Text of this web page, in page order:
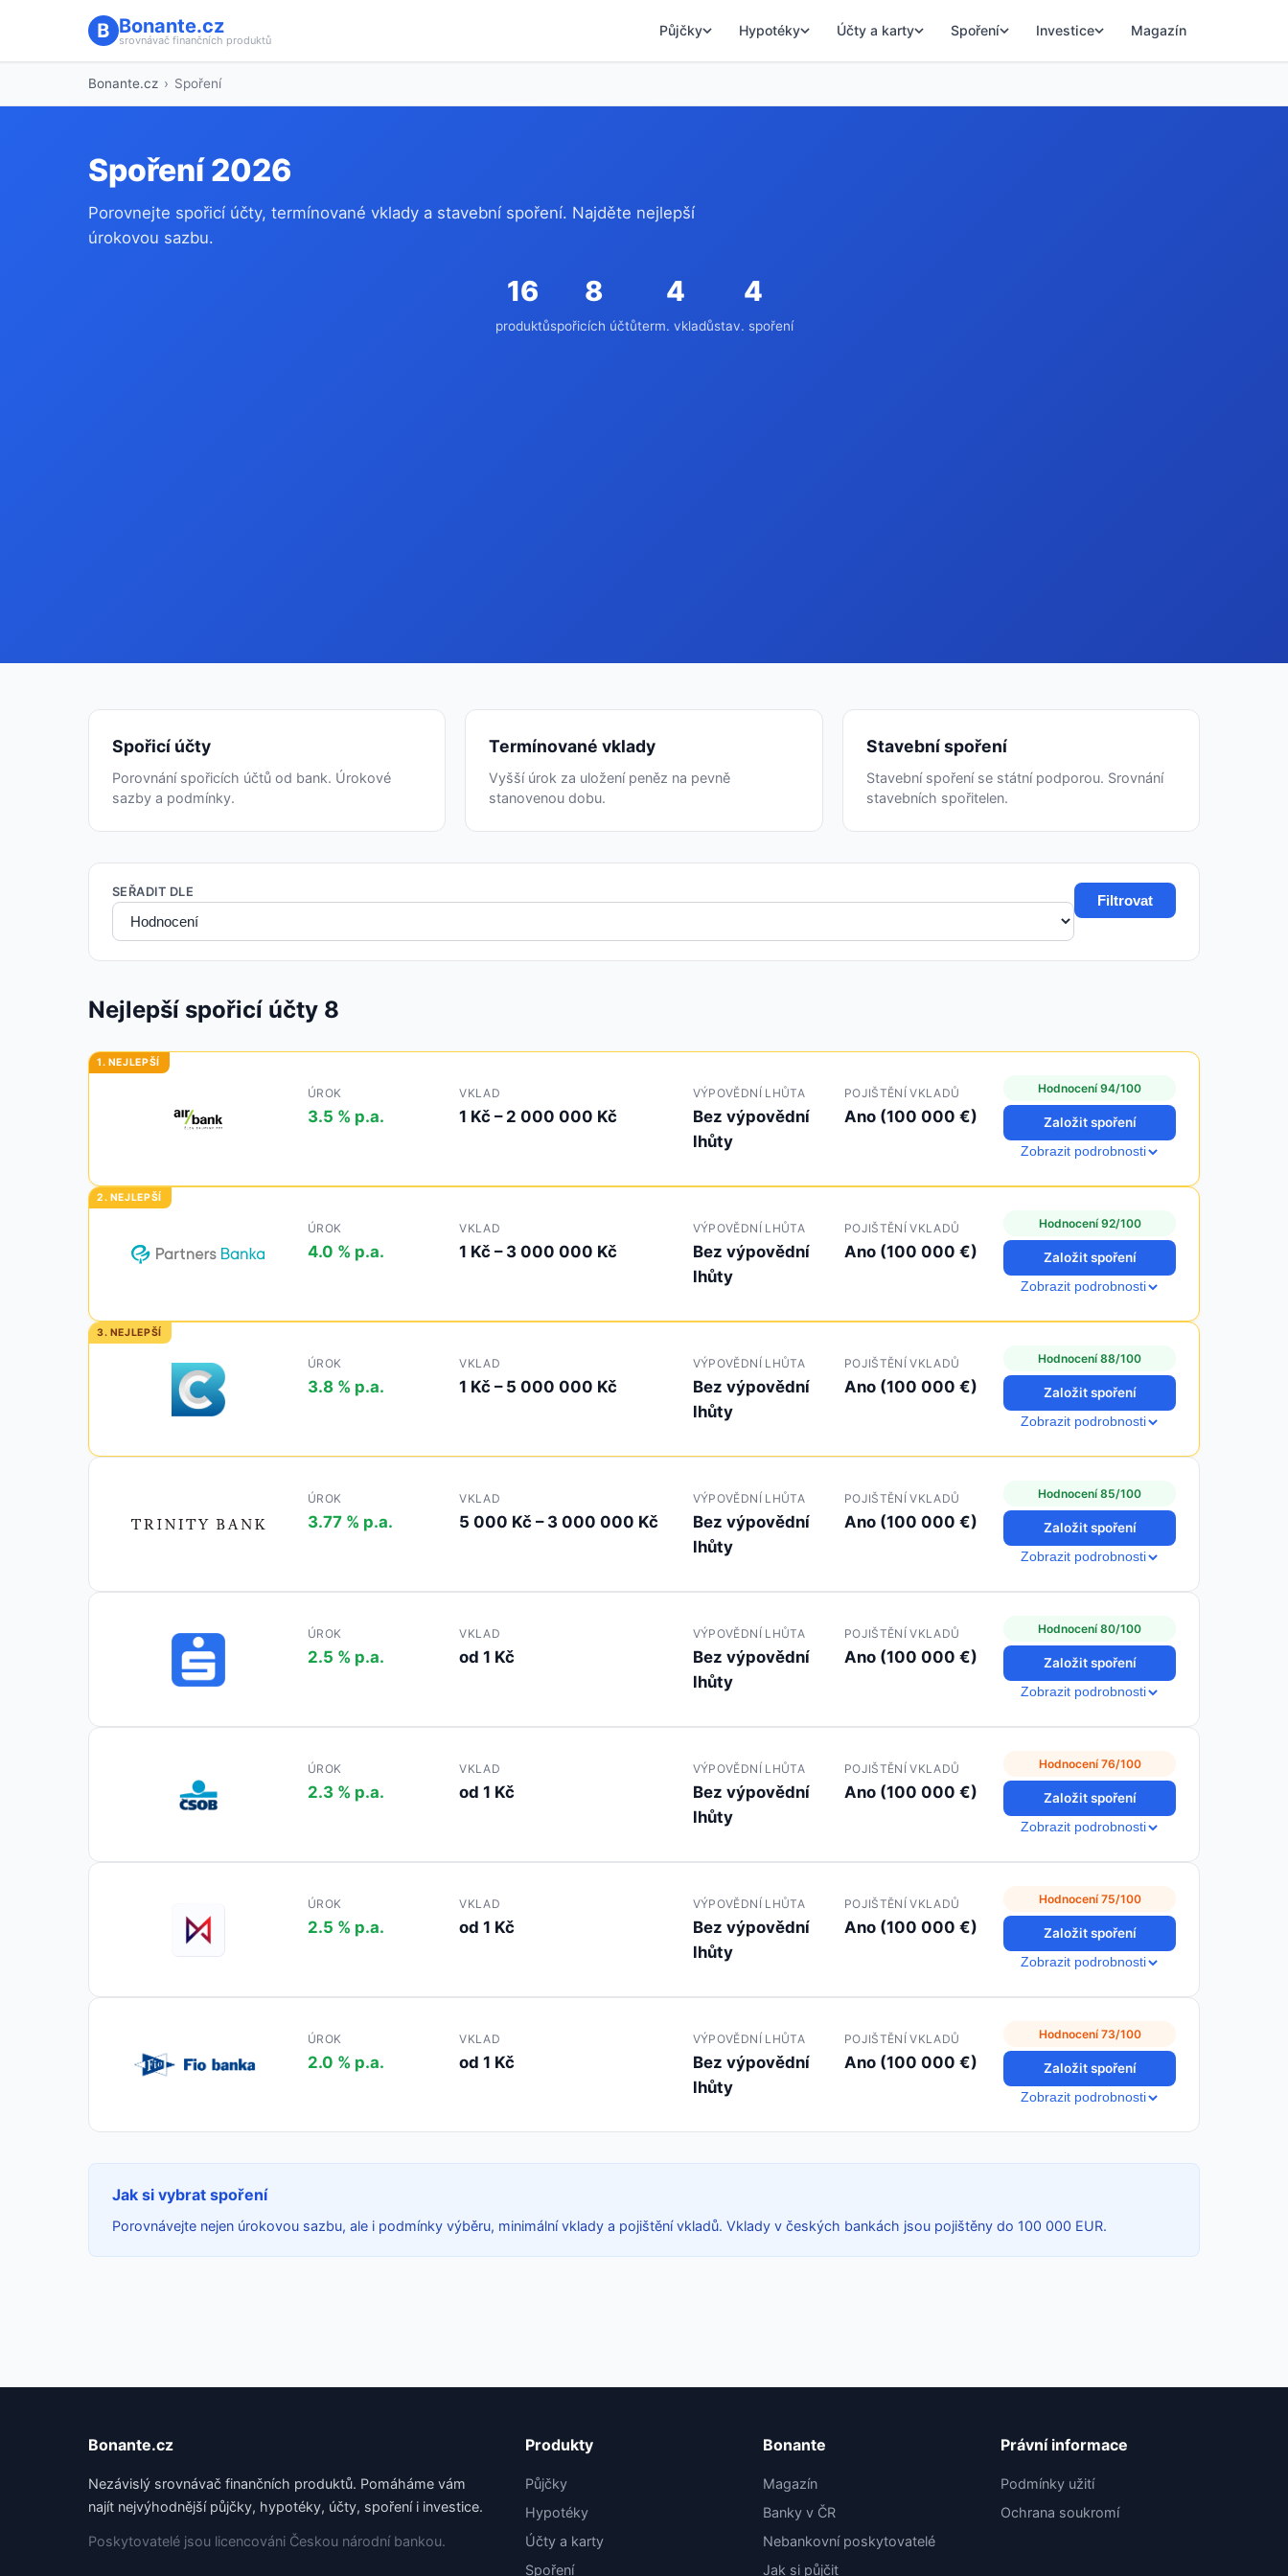
Bonante.cz
srovnávač finančních produktů
Půjčky Hypotéky Účty a karty Spoření Investice Magazín
Bonante.cz › Spoření
Spoření 2026
Porovnejte spořicí účty, termínované vklady a stavební spoření. Najděte nejlepší
úrokovou sazbu.
16
produktů
8
spořicích účtů
4
term. vkladů
4
stav. spoření
Spořicí účty
Porovnání spořicích účtů od bank. Úrokové
sazby a podmínky.
Termínované vklady
Vyšší úrok za uložení peněz na pevně
stanovenou dobu.
Stavební spoření
Stavební spoření se státní podporou. Srovnání
stavebních spořitelen.
SEŘADIT DLE
Filtrovat
Nejlepší spořicí účty 8
ÚROK
3.5 % p.a.
VKLAD
1 Kč – 2 000 000 Kč
VÝPOVĚDNÍ LHŮTA
Bez výpovědní
lhůty
POJIŠTĚNÍ VKLADŮ
Ano (100 000 €)
Hodnocení 94/100
Založit spoření
Zobrazit podrobnosti
ÚROK
4.0 % p.a.
VKLAD
1 Kč – 3 000 000 Kč
VÝPOVĚDNÍ LHŮTA
Bez výpovědní
lhůty
POJIŠTĚNÍ VKLADŮ
Ano (100 000 €)
Hodnocení 92/100
Založit spoření
Zobrazit podrobnosti
ÚROK
3.8 % p.a.
VKLAD
1 Kč – 5 000 000 Kč
VÝPOVĚDNÍ LHŮTA
Bez výpovědní
lhůty
POJIŠTĚNÍ VKLADŮ
Ano (100 000 €)
Hodnocení 88/100
Založit spoření
Zobrazit podrobnosti
ÚROK
3.77 % p.a.
VKLAD
5 000 Kč – 3 000 000 Kč
VÝPOVĚDNÍ LHŮTA
Bez výpovědní
lhůty
POJIŠTĚNÍ VKLADŮ
Ano (100 000 €)
Hodnocení 85/100
Založit spoření
Zobrazit podrobnosti
ÚROK
2.5 % p.a.
VKLAD
od 1 Kč
VÝPOVĚDNÍ LHŮTA
Bez výpovědní
lhůty
POJIŠTĚNÍ VKLADŮ
Ano (100 000 €)
Hodnocení 80/100
Založit spoření
Zobrazit podrobnosti
ÚROK
2.3 % p.a.
VKLAD
od 1 Kč
VÝPOVĚDNÍ LHŮTA
Bez výpovědní
lhůty
POJIŠTĚNÍ VKLADŮ
Ano (100 000 €)
Hodnocení 76/100
Založit spoření
Zobrazit podrobnosti
ÚROK
2.5 % p.a.
VKLAD
od 1 Kč
VÝPOVĚDNÍ LHŮTA
Bez výpovědní
lhůty
POJIŠTĚNÍ VKLADŮ
Ano (100 000 €)
Hodnocení 75/100
Založit spoření
Zobrazit podrobnosti
ÚROK
2.0 % p.a.
VKLAD
od 1 Kč
VÝPOVĚDNÍ LHŮTA
Bez výpovědní
lhůty
POJIŠTĚNÍ VKLADŮ
Ano (100 000 €)
Hodnocení 73/100
Založit spoření
Zobrazit podrobnosti
Jak si vybrat spoření
Porovnávejte nejen úrokovou sazbu, ale i podmínky výběru, minimální vklady a pojištění vkladů. Vklady v českých bankách jsou pojištěny do 100 000 EUR.
Bonante.cz
Nezávislý srovnávač finančních produktů. Pomáháme vám
najít nejvýhodnější půjčky, hypotéky, účty, spoření i investice.
Poskytovatelé jsou licencováni Českou národní bankou.
Produkty
Půjčky
Hypotéky
Účty a karty
Spoření
Bonante
Magazín
Banky v ČR
Nebankovní poskytovatelé
Jak si půjčit
Právní informace
Podmínky užití
Ochrana soukromí